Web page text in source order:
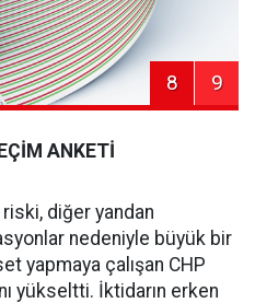
8 9
ANKETİ
diğer yandan
nedeniyle büyük bir
yapmaya çalışan CHP
yükseltti. İktidarın erken